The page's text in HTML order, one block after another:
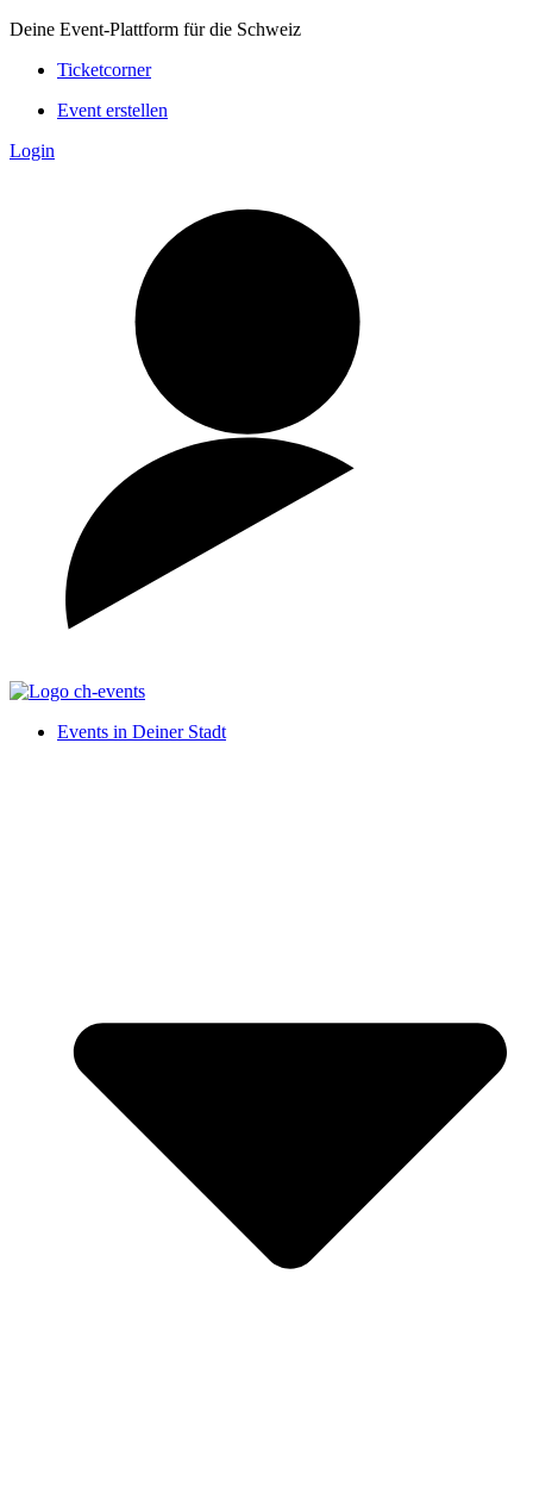
Deine Event-Plattform für die Schweiz
Ticketcorner
Event erstellen
Login
Events in Deiner Stadt